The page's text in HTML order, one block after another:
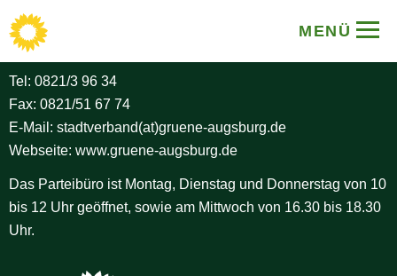
MENÜ
BÜNDNIS 90/DIE GRÜNEN
Stadtverband Augsburg
Tel: 0821/3 96 34
Fax: 0821/51 67 74
E-Mail: stadtverband(at)gruene-augsburg.de
Webseite: www.gruene-augsburg.de
Das Parteibüro ist Montag, Dienstag und Donnerstag von 10
bis 12 Uhr geöffnet, sowie am Mittwoch von 16.30 bis 18.30
Uhr.